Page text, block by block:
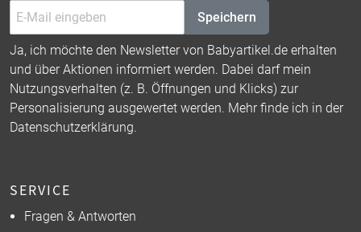
Speichern
Ja, ich möchte den Newsletter von Babyartikel.de erhalten
und über Aktionen informiert werden. Dabei darf mein
Nutzungsverhalten (z. B. Öffnungen und Klicks) zur
Personalisierung ausgewertet werden. Mehr finde ich in der
Datenschutzerklärung.
SERVICE
Fragen & Antworten